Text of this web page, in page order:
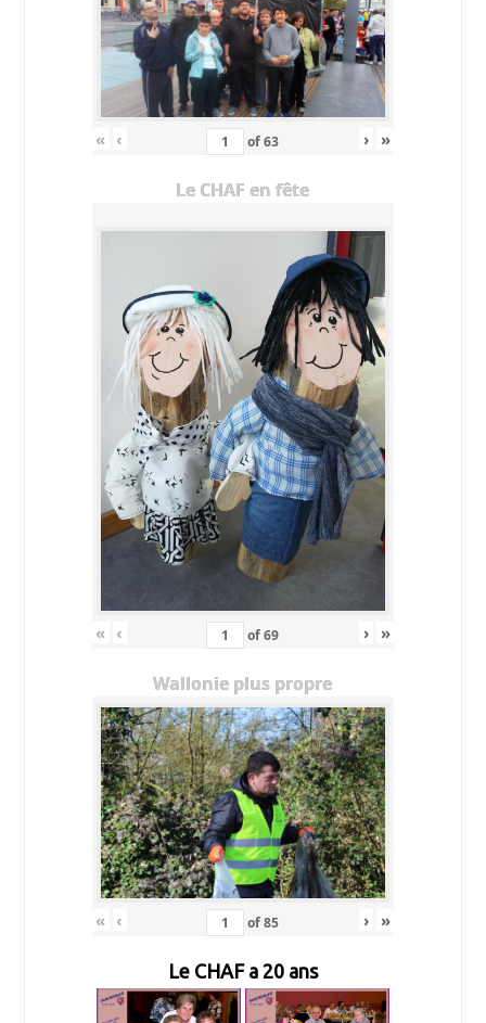
« ‹ of63 › »
Le CHAF en fête
« ‹ of69 › »
Wallonie plus propre
« ‹ of85 › »
Le CHAF a 20 ans